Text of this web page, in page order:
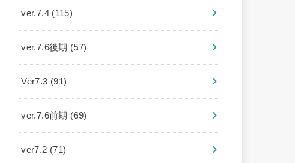
ver.7.4 (115)
ver.7.6後期 (57)
Ver7.3 (91)
ver.7.6前期 (69)
ver7.2 (71)